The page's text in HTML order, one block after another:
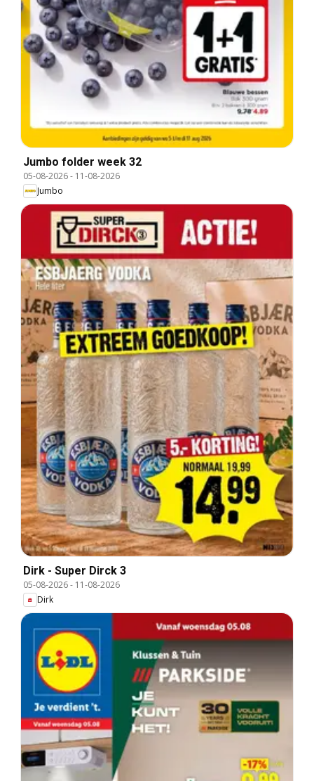
Jumbo folder week 32
05-08-2026- 11-08-2026
Jumbo
Dirk - Super Dirck 3
05-08-2026- 11-08-2026
Dirk